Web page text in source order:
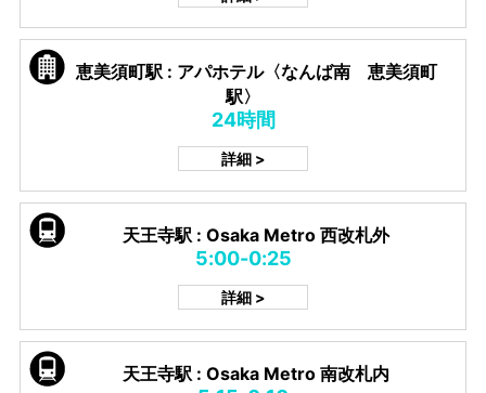
恵美須町駅 : アパホテル〈なんば南 恵美須町
駅〉
24時間
詳細 >
天王寺駅 : Osaka Metro 西改札外
5:00-0:25
詳細 >
天王寺駅 : Osaka Metro 南改札内